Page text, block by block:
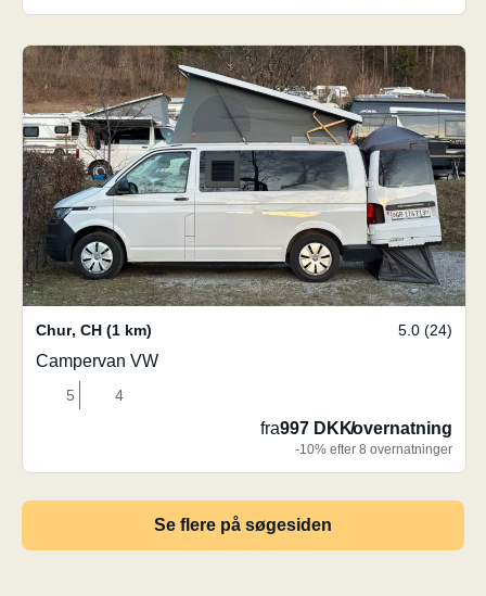
Chur, CH (1 km) 5.0 (24)
Campervan VW
5 4
fra997 DKK/overnatning
-10% efter 8 overnatninger
Se flere på søgesiden